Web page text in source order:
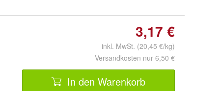
3,17 €
inkl. MwSt. (20,45 €/kg)
Versandkosten nur 6,50 €
In den Warenkorb